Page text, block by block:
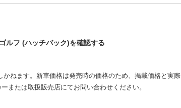
ルフ (ハッチバック)を確認する
ねます。新車価格は発売時の価格のため、掲載価格と実際
または取扱販売店にてお問い合わせください。